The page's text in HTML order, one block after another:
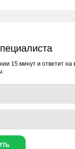
15 минут и ответит на